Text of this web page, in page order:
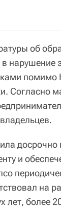
об
нарушение
Согласно
и
на
лет, более